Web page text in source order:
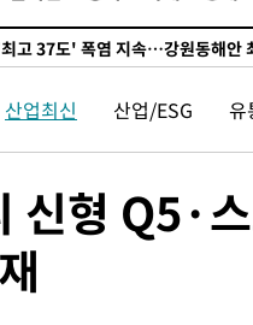
'최고 37도' 폭염 지속…강원동해안
보]뉴욕증시 상승 마감…S&P
[속보]뉴욕증시 상승 마감…S&P
산업최신 산업/ESG 유
신형 Q5·